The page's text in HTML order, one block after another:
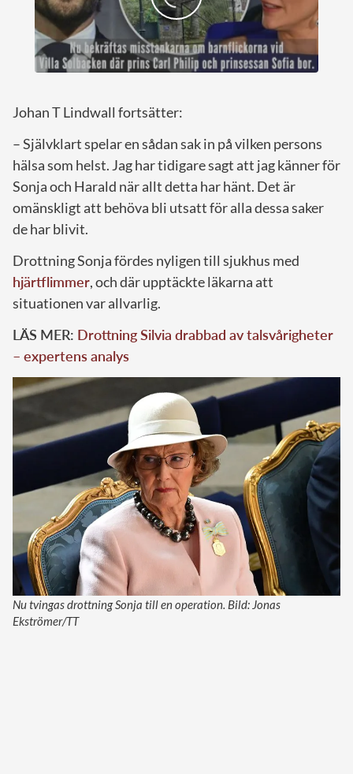
Johan T Lindwall fortsätter:
– Självklart spelar en sådan sak in på vilken persons
hälsa som helst. Jag har tidigare sagt att jag känner för
Sonja och Harald när allt detta har hänt. Det är
omänskligt att behöva bli utsatt för alla dessa saker
de har blivit.
Drottning Sonja fördes nyligen till sjukhus med
hjärtflimmer, och där upptäckte läkarna att
situationen var allvarlig.
LÄS MER: Drottning Silvia drabbad av talsvårigheter
– expertens analys
Nu tvingas drottning Sonja till en operation. Bild: Jonas
Ekströmer/TT